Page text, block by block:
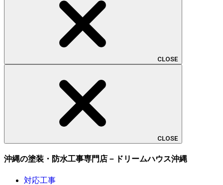
CLOSE
CLOSE
沖縄の塗装・防水工事専門店－ドリームハウス沖縄
対応工事